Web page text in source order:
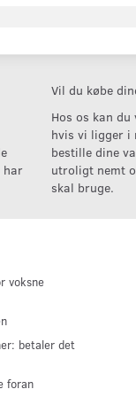
har
Vil du købe
Hos os kan
hvis vi ligger i
bestille dine
utroligt nemt
skal bruge.
voksne
betaler det
foran